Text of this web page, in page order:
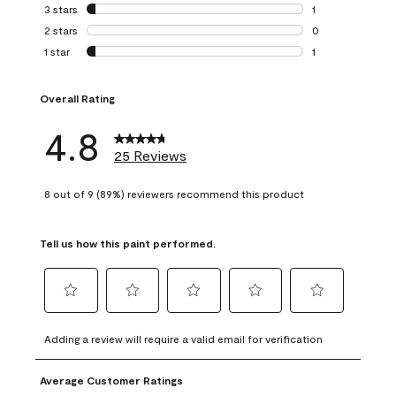
0 reviews with 4
3 stars stars
1
1 review with 3
2 stars stars
0
0 reviews with 2
1 star stars
1
Overall Rating
4.8 25 Reviews
8 out of 9 (89%) reviewers recommend this product
Tell us how this paint performed.
to
rate
the
item
to
rate
the
to
rate
the
item
to
rate
to
rate
Adding a review will require a valid email for verification
Average Customer Ratings